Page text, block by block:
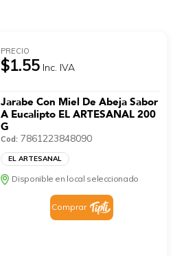
PRECIO
$1.55 Inc. IVA
Jarabe Con Miel De Abeja Sabor
A Eucalipto EL ARTESANAL 200
G
Cod: 7861223848090
EL ARTESANAL
Disponible en local seleccionado
Comprar